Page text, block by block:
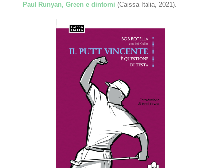
Paul Runyan, Green e dintorni (Caissa Italia, 2021).